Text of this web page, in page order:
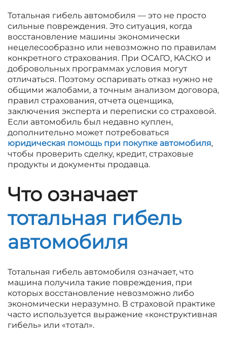
Тотальная гибель автомобиля — это не просто
сильные повреждения. Это ситуация, когда
восстановление машины экономически
нецелесообразно или невозможно по правилам
конкретного страхования. При ОСАГО, КАСКО и
добровольных программах условия могут
отличаться. Поэтому оспаривать отказ нужно не
общими жалобами, а точным анализом договора,
правил страхования, отчета оценщика,
заключения эксперта и переписки со страховой.
Если автомобиль был недавно куплен,
дополнительно может потребоваться
юридическая помощь при покупке автомобиля,
чтобы проверить сделку, кредит, страховые
продукты и документы продавца.
Что означает
тотальная гибель
автомобиля
Тотальная гибель автомобиля означает, что
машина получила такие повреждения, при
которых восстановление невозможно либо
экономически неразумно. В страховой практике
часто используется выражение «конструктивная
гибель» или «тотал».